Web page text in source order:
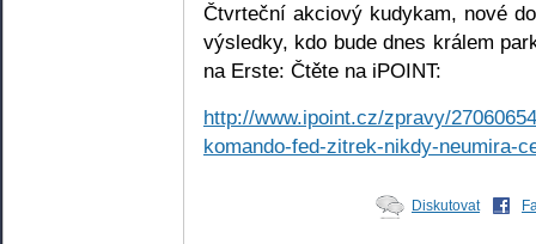
Čtvrteční akciový kudykam, nové
výsledky, kdo bude dnes králem
na Erste: Čtěte na iPOINT:
http://www.ipoint.cz/zpravy/
komando-fed-zitrek-nikdy-neumira-
Diskutovat